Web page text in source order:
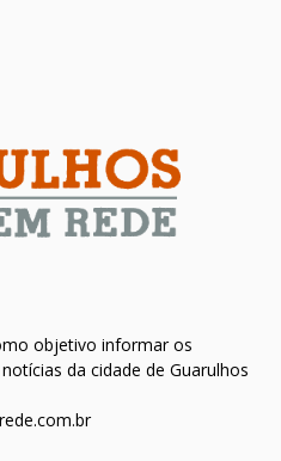
objetivo informar os
da cidade de Guarulhos